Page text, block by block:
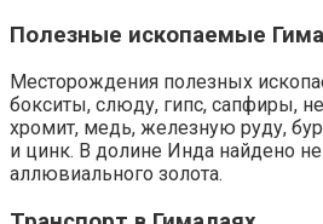
Полезные ископаемые
Месторождения полезных
бокситы, слюду, гипс, сапфиры,
хромит, медь, железную руду,
и цинк. В долине Инда найдено
аллювиального золота.